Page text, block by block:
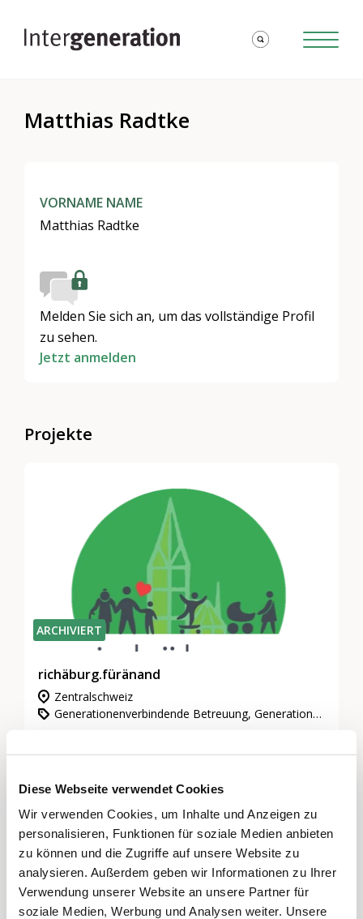
Diese Webseite verwendet Cookies
Wir verwenden Cookies, um Inhalte und Anzeigen zu
personalisieren, Funktionen für soziale Medien anbieten
zu können und die Zugriffe auf unsere Website zu
analysieren. Außerdem geben wir Informationen zu Ihrer
Verwendung unserer Website an unsere Partner für
soziale Medien, Werbung und Analysen weiter. Unsere
Matthias Radtke
VORNAME NAME
Matthias Radtke
Melden Sie sich an, um das vollständige Profil
zu sehen.
Jetzt anmelden
Projekte
ARCHIVIERT
richäburg.füränand
Zentralschweiz
Generationenverbindende Betreuung, Generationen-Politik & -Dialog
generationenübergreifenden, integrierten
und zukunftsweisenden Pilotprojekt einen